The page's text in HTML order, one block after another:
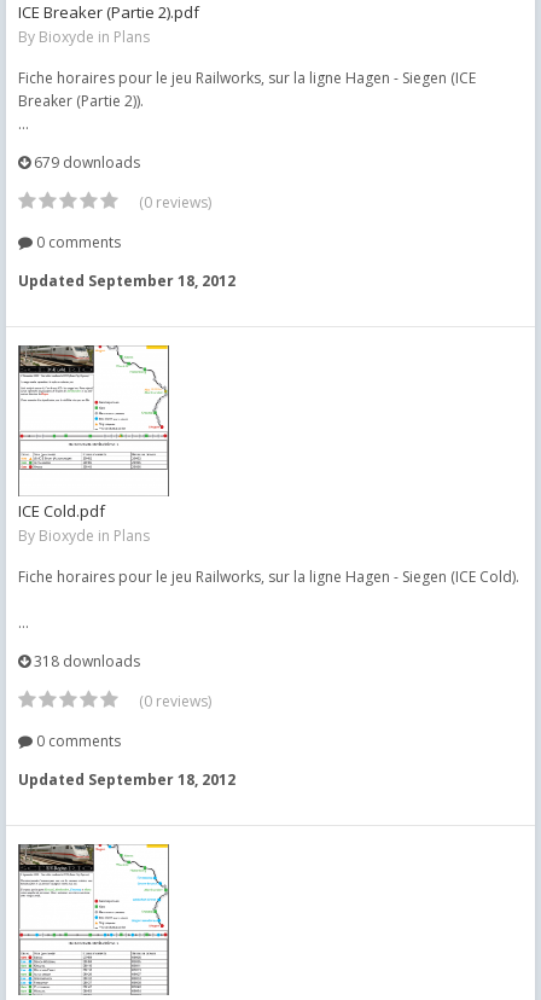
ICE Breaker (Partie 2).pdf
By Bioxyde in Plans
Fiche horaires pour le jeu Railworks, sur la ligne Hagen - Siegen (ICE
Breaker (Partie 2)).
...
679 downloads
(0 reviews)
0 comments
Updated September 18, 2012
ICE Cold.pdf
By Bioxyde in Plans
Fiche horaires pour le jeu Railworks, sur la ligne Hagen - Siegen (ICE Cold).
...
318 downloads
(0 reviews)
0 comments
Updated September 18, 2012